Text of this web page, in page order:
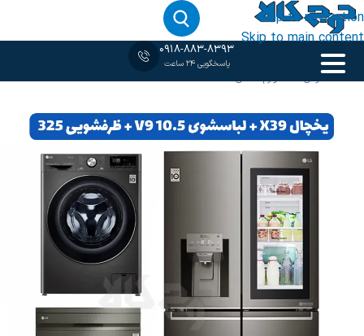
Skip to navigation
Skip to main content
0918-883-8393
پاسخگویی 24 ساعت
خانه‹ست دودی/ست لوازم خانگی